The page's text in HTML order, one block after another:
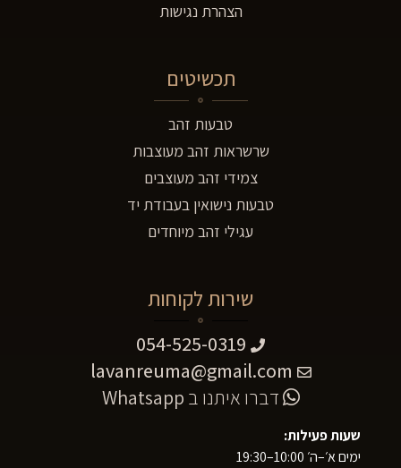
הצהרת נגישות
תכשיטים
טבעות זהב
שרשראות זהב מעוצבות
צמידי זהב מעוצבים
טבעות נישואין בעבודת יד
עגילי זהב מיוחדים
שירות לקוחות
054-525-0319
lavanreuma@gmail.com
דברו איתנו ב Whatsapp
שעות פעילות:
ימים א׳–ה׳ 10:00–19:30